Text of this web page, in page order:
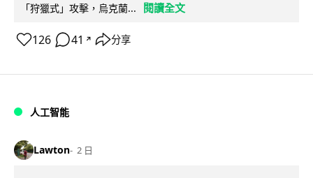
「狩獵式」攻擊，烏克蘭...
閱讀全文
126 41 ↗ 分享
人工智能
Lawton 2 日